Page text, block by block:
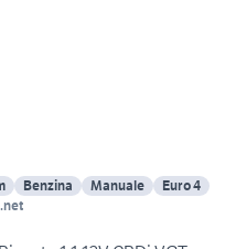
Benzina Manuale
Euro 4